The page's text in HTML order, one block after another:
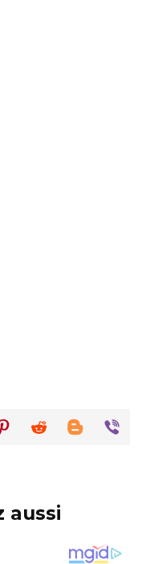
aussi